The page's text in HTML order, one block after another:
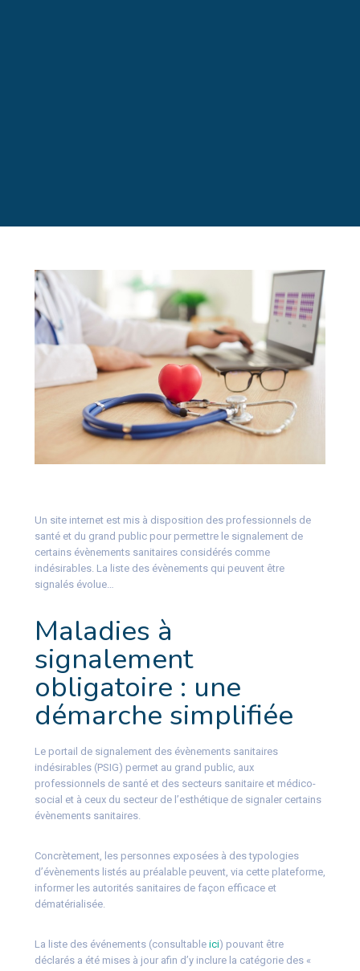
Un site internet est mis à disposition des professionnels de
santé et du grand public pour permettre le signalement de
certains évènements sanitaires considérés comme
indésirables. La liste des évènements qui peuvent être
signalés évolue…
Maladies à
signalement
obligatoire : une
démarche simplifiée
Le portail de signalement des évènements sanitaires
indésirables (PSIG) permet au grand public, aux
professionnels de santé et des secteurs sanitaire et médico-
social et à ceux du secteur de l’esthétique de signaler certains
évènements sanitaires.
Concrètement, les personnes exposées à des typologies
d’évènements listés au préalable peuvent, via cette plateforme,
informer les autorités sanitaires de façon efficace et
dématérialisée.
La liste des événements (consultableici) pouvant être
déclarés a été mises à jour afin d’y inclure la catégorie des «